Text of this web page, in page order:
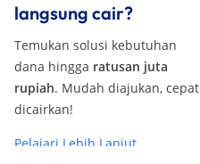
langsung cair?
Temukan solusi kebutuhan
dana hingga ratusan juta
rupiah. Mudah diajukan, cepat
dicairkan!
Pelajari Lebih Lanjut